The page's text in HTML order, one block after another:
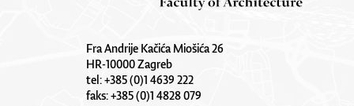
Fra Andrije Kačića Miošića 26
HR-10000 Zagreb
tel: +385 (0)1 4639 222
faks: +385 (0)1 4828 079